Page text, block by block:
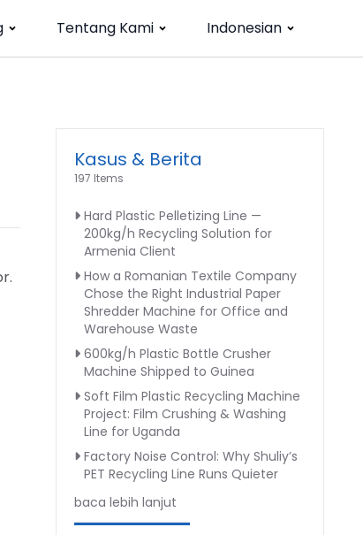
Tentang Kami Indonesian
Kasus & Berita
197 Items
Hard Plastic Pelletizing Line —
200kg/h Recycling Solution for
Armenia Client
How a Romanian Textile Company
Chose the Right Industrial Paper
Shredder Machine for Office and
Warehouse Waste
600kg/h Plastic Bottle Crusher
Machine Shipped to Guinea
Soft Film Plastic Recycling Machine
Project: Film Crushing & Washing
Line for Uganda
Factory Noise Control: Why Shuliy’s
PET Recycling Line Runs Quieter
baca lebih lanjut